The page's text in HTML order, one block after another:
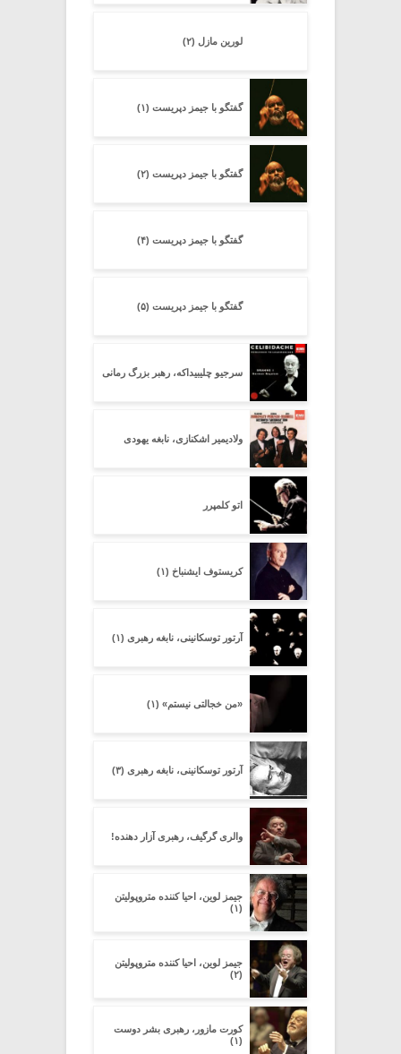
لورین مازل (۲)
گفتگو با جیمز دپریست (۱)
گفتگو با جیمز دپریست (۲)
گفتگو با جیمز دپریست (۴)
گفتگو با جیمز دپریست (۵)
سرجیو چلیبیداکه، رهبر بزرگ رمانی
ولادیمیر اشکنازی، نابغه یهودی
اتو کلمپرر
کریستوف ایشنباخ (۱)
آرتور توسکانینی، نابغه رهبری (۱)
«من خجالتی نیستم» (۱)
آرتور توسکانینی، نابغه رهبری (۳)
والری گرگیف، رهبری آزار دهنده!
جیمز لوین، احیا کننده متروپولیتن
(۱)
جیمز لوین، احیا کننده متروپولیتن
(۲)
کورت مازور، رهبری بشر دوست
(۱)